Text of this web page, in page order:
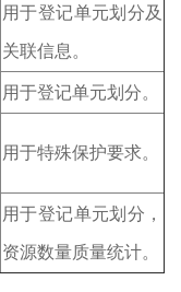
用于登记单元划分及
关联信息。
用于登记单元划分。
用于特殊保护要求。
用于登记单元划分，
资源数量质量统计。